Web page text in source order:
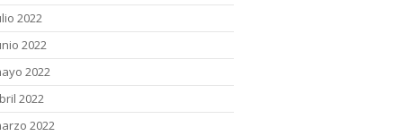
2022
2022
2022
2022
2022